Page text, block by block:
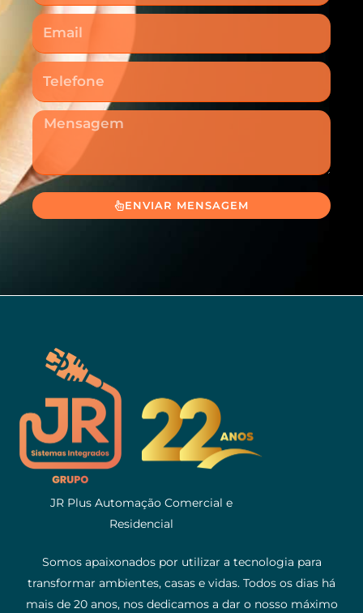
Email
Telefone
Mensagem
ENVIAR MENSAGEM
JR Plus Automação Comercial e
Residencial
Somos apaixonados por utilizar a tecnologia para
transformar ambientes, casas e vidas. Todos os dias há
mais de 20 anos, nos dedicamos a dar o nosso máximo